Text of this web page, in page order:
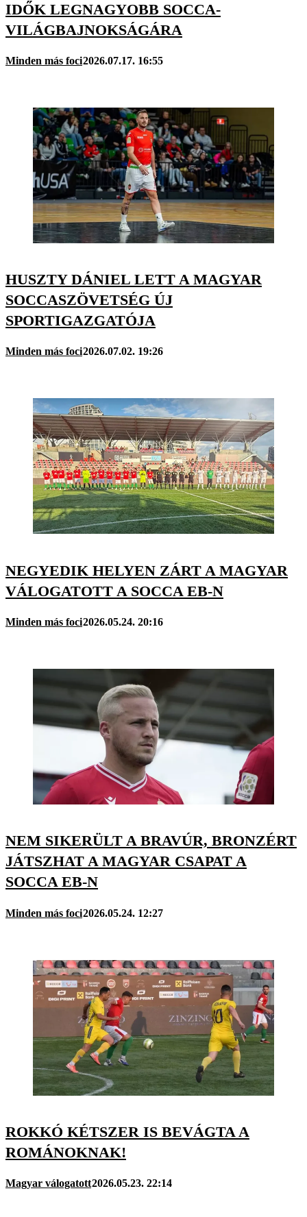
IDŐK LEGNAGYOBB SOCCA-
VILÁGBAJNOKSÁGÁRA
Minden más foci2026.07.17. 16:55
HUSZTY DÁNIEL LETT A MAGYAR
SOCCASZÖVETSÉG ÚJ
SPORTIGAZGATÓJA
Minden más foci2026.07.02. 19:26
NEGYEDIK HELYEN ZÁRT A MAGYAR
VÁLOGATOTT A SOCCA EB-N
Minden más foci2026.05.24. 20:16
NEM SIKERÜLT A BRAVÚR, BRONZÉRT
JÁTSZHAT A MAGYAR CSAPAT A
SOCCA EB-N
Minden más foci2026.05.24. 12:27
ROKKÓ KÉTSZER IS BEVÁGTA A
ROMÁNOKNAK!
Magyar válogatott2026.05.23. 22:14